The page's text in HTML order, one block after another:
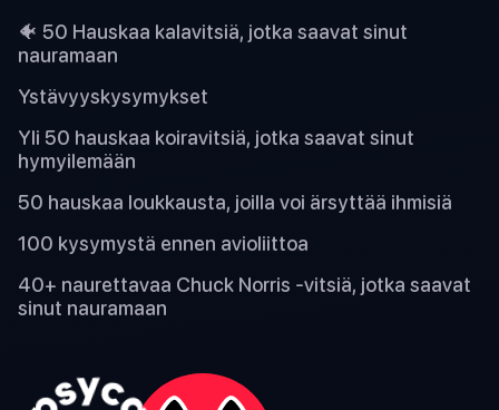
🐠 50 Hauskaa kalavitsiä, jotka saavat sinut
nauramaan
Ystävyyskysymykset
Yli 50 hauskaa koiravitsiä, jotka saavat sinut
hymyilemään
50 hauskaa loukkausta, joilla voi ärsyttää ihmisiä
100 kysymystä ennen avioliittoa
40+ naurettavaa Chuck Norris -vitsiä, jotka saavat
sinut nauramaan